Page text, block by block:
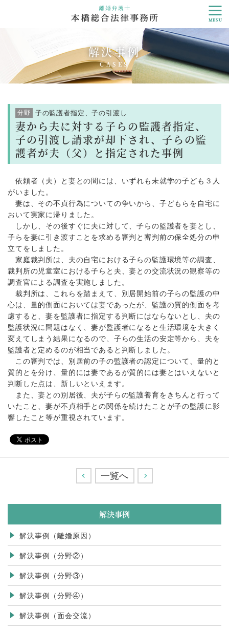
解決事例
CASES
分野 子の監護者指定、子の引渡し
妻から夫に対する子らの監護者指定、
子の引渡し請求が却下され、子らの監
護者が夫（父）と指定された事例
依頼者（夫）と妻との間には、いずれも未就学の子ども３人
がいました。
妻は、その不貞行為についての争いから、子どもらを自宅に
おいて実家に帰りました。
しかし、その後すぐに夫に対して、子らの監護者を妻とし、
子らを妻に引き渡すことを求める審判と審判前の保全処分の申
立てをしました。
家庭裁判所は、夫の自宅における子らの監護環境等の調査、
裁判所の児童室における子らと夫、妻との交流状況の観察等の
調査官による調査を実施しました。
裁判所は、これらを踏まえて、別居開始前の子らの監護の中
心は、量的側面においては妻であったが、監護の質的側面を考
慮すると、妻を監護者に指定する判断にはならないとし、夫の
監護状況に問題はなく、妻が監護者になると生活環境を大きく
変えてしまう結果になるので、子らの生活の安定等から、夫を
監護者と定めるのが相当であると判断しました。
この審判では、別居前の子の監護者の認定について、量的と
質的とを分け、量的には妻であるが質的には妻とはいえないと
判断した点は、新しいといえます。
また、妻との別居後、夫が子らの監護養育をきちんと行って
いたこと、妻が不貞相手との関係を続けたことが子の監護に影
響したこと等が重視されています。
<一覧へ
解決事例
解決事例（離婚原因）
解決事例（分野②）
解決事例（分野③）
解決事例（分野④）
解決事例（面会交流）